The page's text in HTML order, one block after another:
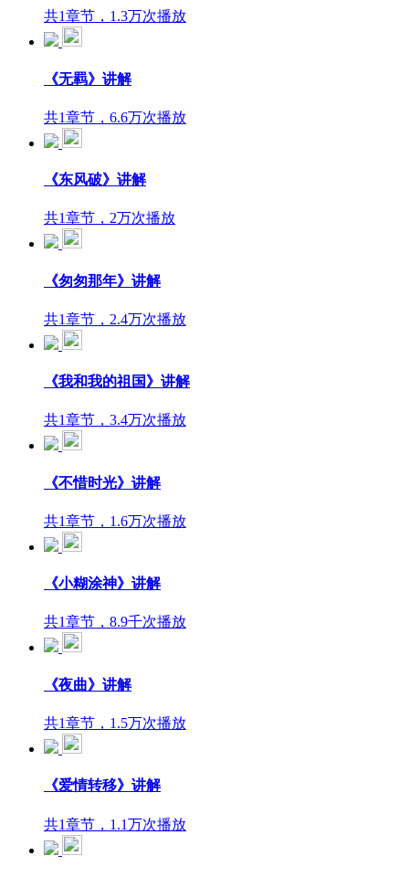
共1章节，1.3万次播放
《无羁》讲解
共1章节，6.6万次播放
《东风破》讲解
共1章节，2万次播放
《匆匆那年》讲解
共1章节，2.4万次播放
《我和我的祖国》讲解
共1章节，3.4万次播放
《不惜时光》讲解
共1章节，1.6万次播放
《小糊涂神》讲解
共1章节，8.9千次播放
《夜曲》讲解
共1章节，1.5万次播放
《爱情转移》讲解
共1章节，1.1万次播放